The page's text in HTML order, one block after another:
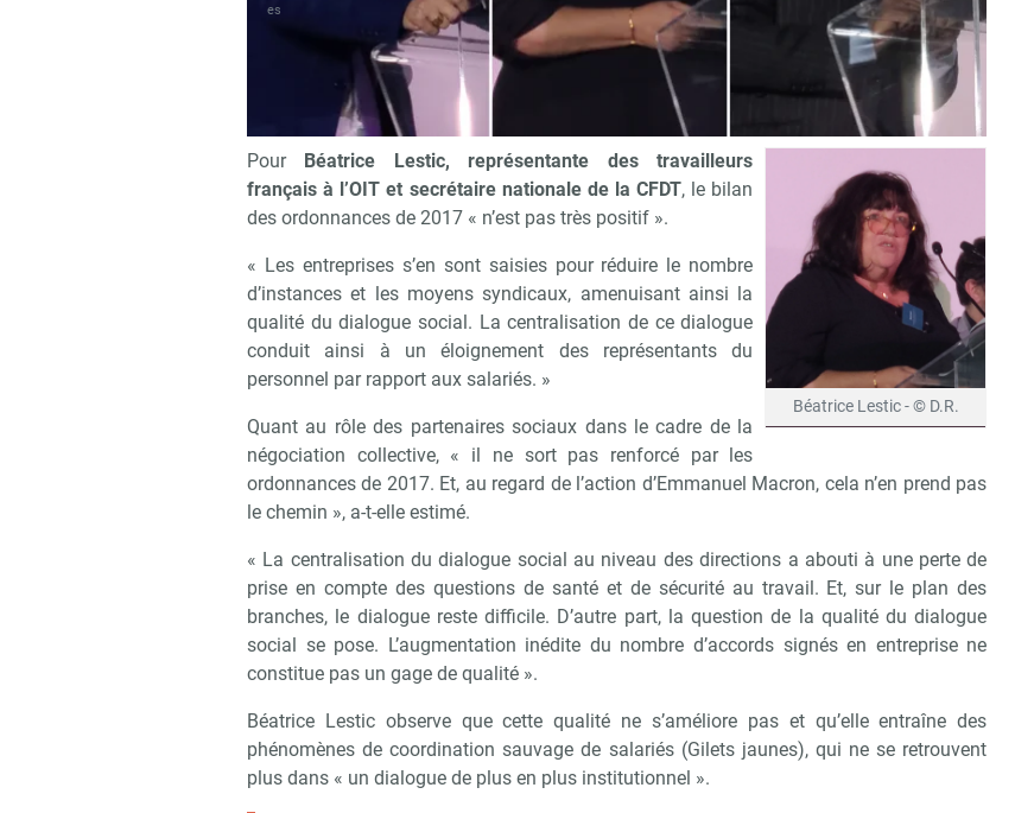
9es Rencontres du dialogue social : l’état du dialogue social après les ordonnances Macron - © D.R.
« Un dialogue social de plus en plus institutionnel » (Béatrice
Béatrice Lestic - © D.R.
Pour Béatrice Lestic, représentante des travailleurs
français à l’OIT et secrétaire nationale de la CFDT, le bilan
des ordonnances de 2017 « n’est pas très positif ».
« Les entreprises s’en sont saisies pour réduire le nombre
d’instances et les moyens syndicaux, amenuisant ainsi la
qualité du dialogue social. La centralisation de ce dialogue
conduit ainsi à un éloignement des représentants du
personnel par rapport aux salariés. »
Quant au rôle des partenaires sociaux dans le cadre de la
négociation collective, « il ne sort pas renforcé par les
ordonnances de 2017. Et, au regard de l’action d’Emmanuel Macron, cela n’en prend pas
le chemin », a-t-elle estimé.
« La centralisation du dialogue social au niveau des directions a abouti à une perte de
prise en compte des questions de santé et de sécurité au travail. Et, sur le plan des
branches, le dialogue reste difficile. D’autre part, la question de la qualité du dialogue
social se pose. L’augmentation inédite du nombre d’accords signés en entreprise ne
constitue pas un gage de qualité ».
Béatrice Lestic observe que cette qualité ne s’améliore pas et qu’elle entraîne des
phénomènes de coordination sauvage de salariés (Gilets jaunes), qui ne se retrouvent
plus dans « un dialogue de plus en plus institutionnel ».
Recevoir CSE Matin
Non merci, je reçois déjà ! Je déciderai plus tard